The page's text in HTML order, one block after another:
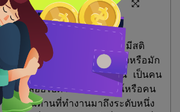
พุธที่ 22 กุมภาพันธ์ 2566
ป็นคนที่มีความคิดหลากหลาย มีสติ
ง รักในเรื่องศิลปะเสียงเพลงหรือมัก
จนโด่งดังมีชื่อเสียงจากสิ่งนั้น เป็นคน
รั้งก็คล้อยไปตามสถานการณ์หรือคน
อบอายุนี้ท่านที่ทำงานมาถึงระดับหนึ่ง